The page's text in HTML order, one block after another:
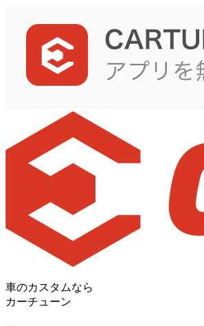
車のカスタムなら
カーチューン